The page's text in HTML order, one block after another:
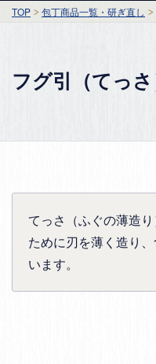
TOP 包丁商品一覧・研ぎ直し
フグ引（てっさ
てっさ（ふぐの薄造
ために刃を薄く造り
います。